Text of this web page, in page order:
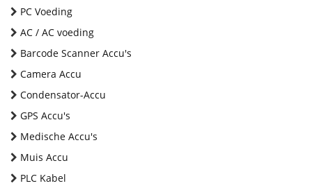
PC Voeding
AC / AC voeding
Barcode Scanner Accu's
Camera Accu
Condensator-Accu
GPS Accu's
Medische Accu's
Muis Accu
PLC Kabel